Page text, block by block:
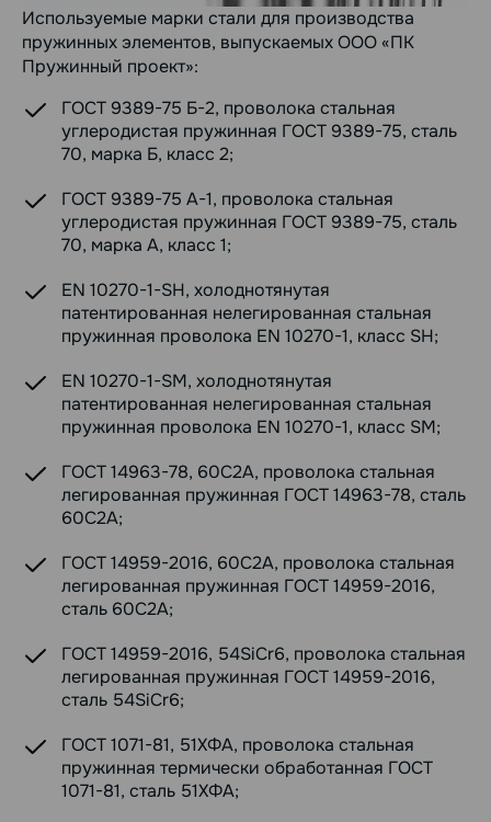
Используемые марки стали для производства
пружинных элементов, выпускаемых ООО «ПК
Пружинный проект»:
ГОСТ 9389-75 Б-2, проволока стальная
углеродистая пружинная ГОСТ 9389-75, сталь
70, марка Б, класс 2;
ГОСТ 9389-75 А-1, проволока стальная
углеродистая пружинная ГОСТ 9389-75, сталь
70, марка А, класс 1;
EN 10270-1-SH, холоднотянутая
патентированная нелегированная стальная
пружинная проволока EN 10270-1, класс SH;
EN 10270-1-SM, холоднотянутая
патентированная нелегированная стальная
пружинная проволока EN 10270-1, класс SM;
ГОСТ 14963-78, 60С2А, проволока стальная
легированная пружинная ГОСТ 14963-78, сталь
60С2А;
ГОСТ 14959-2016, 60С2А, проволока стальная
легированная пружинная ГОСТ 14959-2016,
сталь 60С2А;
ГОСТ 14959-2016, 54SiCr6, проволока стальная
легированная пружинная ГОСТ 14959-2016,
сталь 54SiCr6;
ГОСТ 1071-81, 51ХФА, проволока стальная
пружинная термически обработанная ГОСТ
1071-81, сталь 51ХФА;